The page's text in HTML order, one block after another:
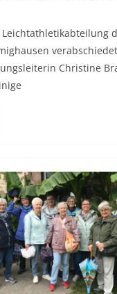
Christine